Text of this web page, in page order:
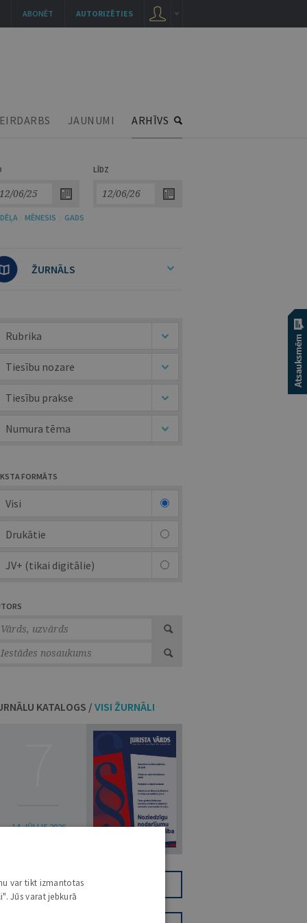
JAUNUMI ARHĪVS
LĪDZ
MĒNESIS GADS
ŽURNĀLS
Rubrika
Tiesību nozare
Tiesību prakse
Numura tēma
FORMĀTS
Visi
Drukātie
JV+ (tikai digitālie)
KATALOGS /VISI ŽURNĀLI
14. JŪLIJS 2026
TIKAI DIGITĀLI
AUTORIZĒTIES
ABONĒT
var tikt izmantotas
Jūs varat jebkurā